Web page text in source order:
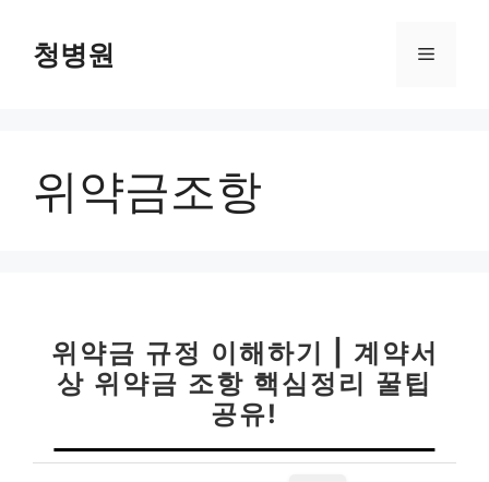
청병원 메
위약금조항
위약금 규정 이해하기 | 계약서
상 위약금 조항 핵심정리 꿀팁
공유!